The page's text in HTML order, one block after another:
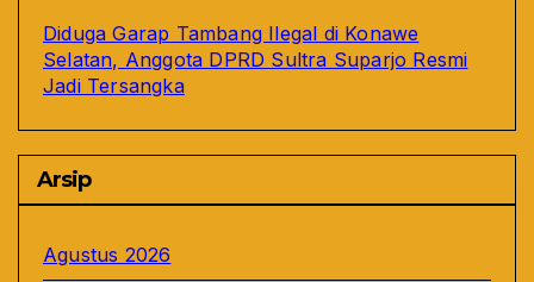
Diduga Garap Tambang Ilegal di Konawe
Selatan, Anggota DPRD Sultra Suparjo Resmi
Jadi Tersangka
Arsip
Agustus 2026